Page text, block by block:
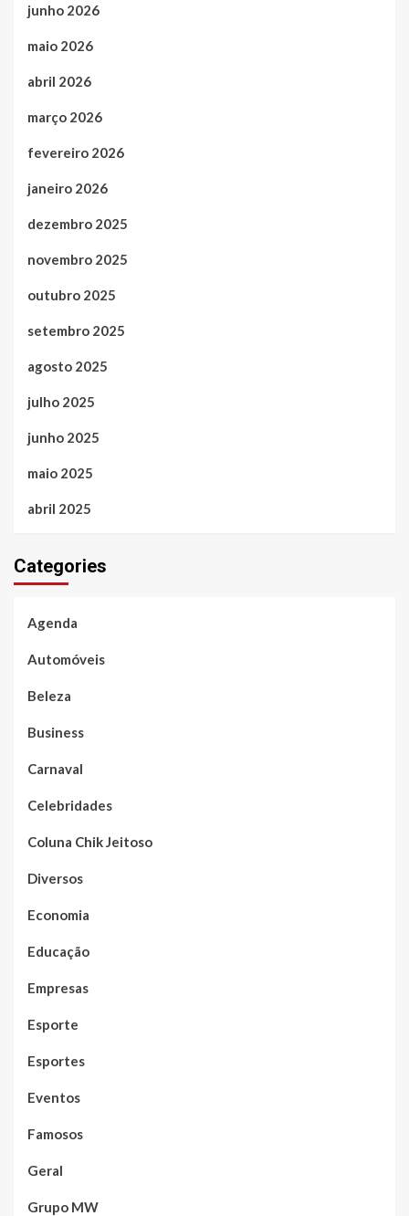
junho 2026
maio 2026
abril 2026
março 2026
fevereiro 2026
janeiro 2026
dezembro 2025
novembro 2025
outubro 2025
setembro 2025
agosto 2025
julho 2025
junho 2025
maio 2025
abril 2025
Categories
Agenda
Automóveis
Beleza
Business
Carnaval
Celebridades
Coluna Chik Jeitoso
Diversos
Economia
Educação
Empresas
Esporte
Esportes
Eventos
Famosos
Geral
Grupo MW